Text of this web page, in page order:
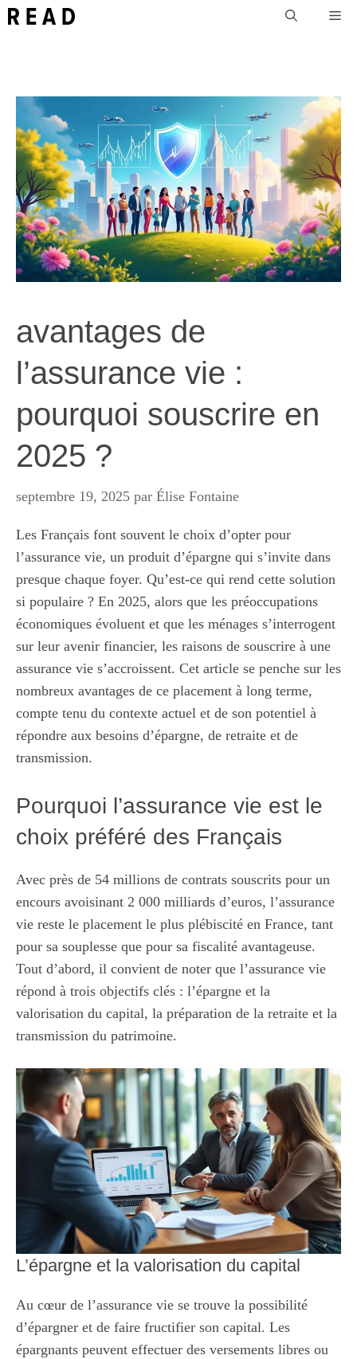
Aller
avantages de
l’assurance vie :
pourquoi souscrire en
2025 ?
septembre 19, 2025 par Élise Fontaine
Les Français font souvent le choix d’opter pour
l’assurance vie, un produit d’épargne qui s’invite dans
presque chaque foyer. Qu’est-ce qui rend cette solution
si populaire ? En 2025, alors que les préoccupations
économiques évoluent et que les ménages s’interrogent
sur leur avenir financier, les raisons de souscrire à une
assurance vie s’accroissent. Cet article se penche sur les
nombreux avantages de ce placement à long terme,
compte tenu du contexte actuel et de son potentiel à
répondre aux besoins d’épargne, de retraite et de
transmission.
Pourquoi l’assurance vie est le
choix préféré des Français
Avec près de 54 millions de contrats souscrits pour un
encours avoisinant 2 000 milliards d’euros, l’assurance
vie reste le placement le plus plébiscité en France, tant
pour sa souplesse que pour sa fiscalité avantageuse.
Tout d’abord, il convient de noter que l’assurance vie
répond à trois objectifs clés : l’épargne et la
valorisation du capital, la préparation de la retraite et la
transmission du patrimoine.
L’épargne et la valorisation du capital
Au cœur de l’assurance vie se trouve la possibilité
d’épargner et de faire fructifier son capital. Les
épargnants peuvent effectuer des versements libres ou